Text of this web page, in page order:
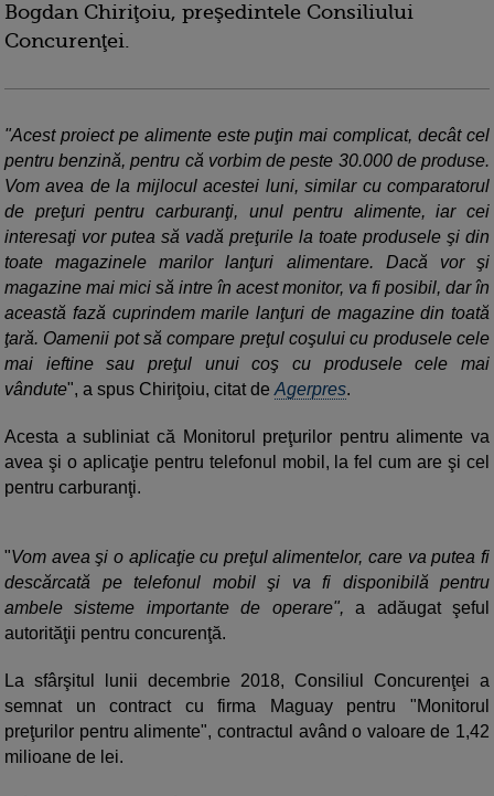
Bogdan Chiriţoiu, preşedintele Consiliului
Concurenţei.
"Acest proiect pe alimente este puţin mai complicat, decât cel
pentru benzină, pentru că vorbim de peste 30.000 de produse.
Vom avea de la mijlocul acestei luni, similar cu comparatorul
de preţuri pentru carburanţi, unul pentru alimente, iar cei
interesaţi vor putea să vadă preţurile la toate produsele şi din
toate magazinele marilor lanţuri alimentare. Dacă vor şi
magazine mai mici să intre în acest monitor, va fi posibil, dar în
această fază cuprindem marile lanţuri de magazine din toată
ţară. Oamenii pot să compare preţul coşului cu produsele cele
mai ieftine sau preţul unui coş cu produsele cele mai
vândute", a spus Chiriţoiu, citat de Agerpres.
Acesta a subliniat că Monitorul preţurilor pentru alimente va
avea şi o aplicaţie pentru telefonul mobil, la fel cum are şi cel
pentru carburanţi.
"Vom avea şi o aplicaţie cu preţul alimentelor, care va putea fi
descărcată pe telefonul mobil şi va fi disponibilă pentru
ambele sisteme importante de operare", a adăugat şeful
autorităţii pentru concurenţă.
La sfârşitul lunii decembrie 2018, Consiliul Concurenţei a
semnat un contract cu firma Maguay pentru "Monitorul
preţurilor pentru alimente", contractul având o valoare de 1,42
milioane de lei.